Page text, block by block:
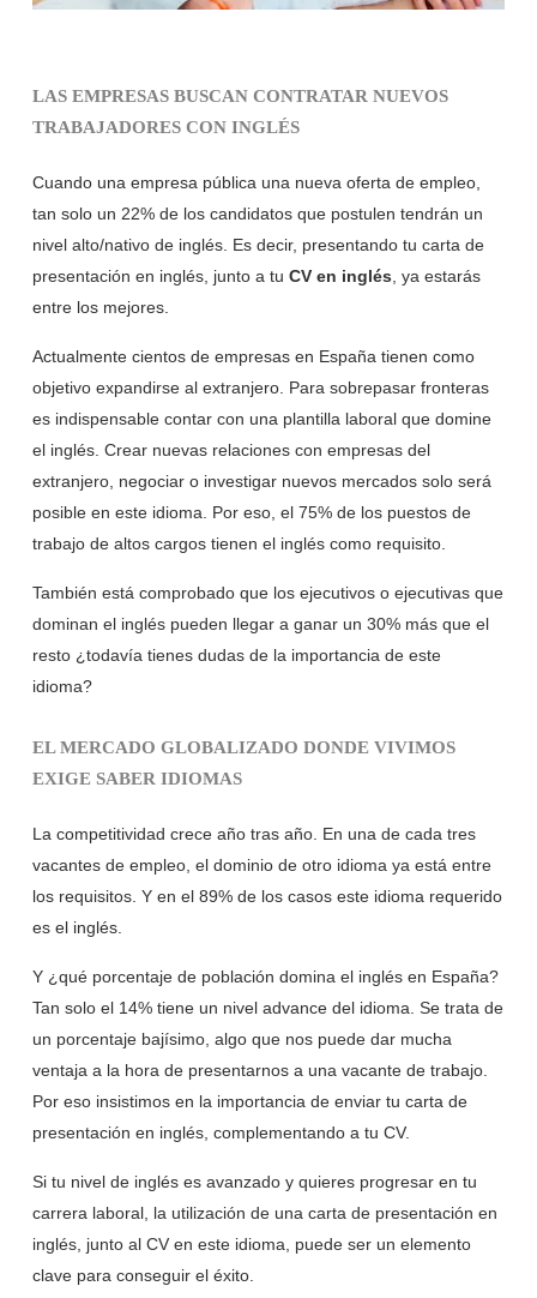
LAS EMPRESAS BUSCAN CONTRATAR NUEVOS
TRABAJADORES CON INGLÉS
Cuando una empresa pública una nueva oferta de empleo,
tan solo un 22% de los candidatos que postulen tendrán un
nivel alto/nativo de inglés. Es decir, presentando tu carta de
presentación en inglés, junto a tu CV en inglés, ya estarás
entre los mejores.
Actualmente cientos de empresas en España tienen como
objetivo expandirse al extranjero. Para sobrepasar fronteras
es indispensable contar con una plantilla laboral que domine
el inglés. Crear nuevas relaciones con empresas del
extranjero, negociar o investigar nuevos mercados solo será
posible en este idioma. Por eso, el 75% de los puestos de
trabajo de altos cargos tienen el inglés como requisito.
También está comprobado que los ejecutivos o ejecutivas que
dominan el inglés pueden llegar a ganar un 30% más que el
resto ¿todavía tienes dudas de la importancia de este
idioma?
EL MERCADO GLOBALIZADO DONDE VIVIMOS
EXIGE SABER IDIOMAS
La competitividad crece año tras año. En una de cada tres
vacantes de empleo, el dominio de otro idioma ya está entre
los requisitos. Y en el 89% de los casos este idioma requerido
es el inglés.
Y ¿qué porcentaje de población domina el inglés en España?
Tan solo el 14% tiene un nivel advance del idioma. Se trata de
un porcentaje bajísimo, algo que nos puede dar mucha
ventaja a la hora de presentarnos a una vacante de trabajo.
Por eso insistimos en la importancia de enviar tu carta de
presentación en inglés, complementando a tu CV.
Si tu nivel de inglés es avanzado y quieres progresar en tu
carrera laboral, la utilización de una carta de presentación en
inglés, junto al CV en este idioma, puede ser un elemento
clave para conseguir el éxito.